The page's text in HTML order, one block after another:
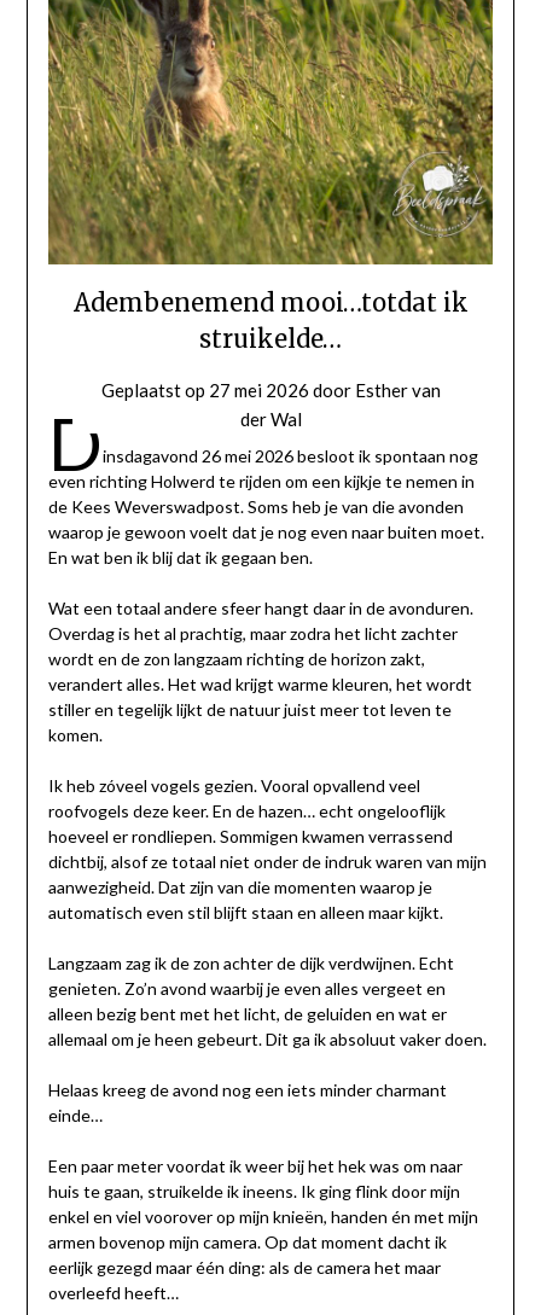
Adembenemend mooi…totdat ik
struikelde…
Geplaatst op 27 mei 2026 door Esther van
der Wal
Dinsdagavond 26 mei 2026 besloot ik spontaan nog
even richting Holwerd te rijden om een kijkje te nemen in
de Kees Weverswadpost. Soms heb je van die avonden
waarop je gewoon voelt dat je nog even naar buiten moet.
En wat ben ik blij dat ik gegaan ben.
Wat een totaal andere sfeer hangt daar in de avonduren.
Overdag is het al prachtig, maar zodra het licht zachter
wordt en de zon langzaam richting de horizon zakt,
verandert alles. Het wad krijgt warme kleuren, het wordt
stiller en tegelijk lijkt de natuur juist meer tot leven te
komen.
Ik heb zóveel vogels gezien. Vooral opvallend veel
roofvogels deze keer. En de hazen… echt ongelooflijk
hoeveel er rondliepen. Sommigen kwamen verrassend
dichtbij, alsof ze totaal niet onder de indruk waren van mijn
aanwezigheid. Dat zijn van die momenten waarop je
automatisch even stil blijft staan en alleen maar kijkt.
Langzaam zag ik de zon achter de dijk verdwijnen. Echt
genieten. Zo’n avond waarbij je even alles vergeet en
alleen bezig bent met het licht, de geluiden en wat er
allemaal om je heen gebeurt. Dit ga ik absoluut vaker doen.
Helaas kreeg de avond nog een iets minder charmant
einde…
Een paar meter voordat ik weer bij het hek was om naar
huis te gaan, struikelde ik ineens. Ik ging flink door mijn
enkel en viel voorover op mijn knieën, handen én met mijn
armen bovenop mijn camera. Op dat moment dacht ik
eerlijk gezegd maar één ding: als de camera het maar
overleefd heeft…